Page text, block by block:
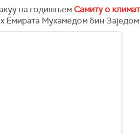
на годишњем Самиту о
Емирата Мухамедом бин Заједом.